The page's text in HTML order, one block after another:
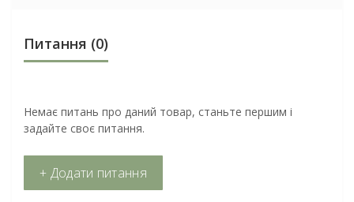
Питання (0)
Немає питань про даний товар, станьте першим і
задайте своє питання.
+ Додати питання